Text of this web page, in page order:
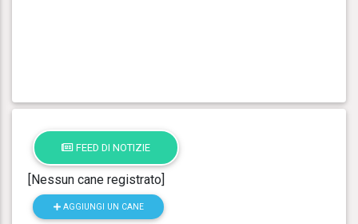
FEED DI NOTIZIE
[Nessun cane registrato]
AGGIUNGI UN CANE